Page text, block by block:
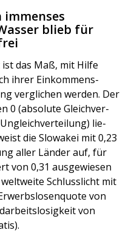
blieb für
das Maß, mit Hil­fe
ihrer Ein­kom­mens-
ver­gli­chen wer­den. Der
0 (abso­lu­te Gleich­ver­
lie­
die Slo­wa­kei mit 0,23
aller Län­der auf, für
von 0,31 aus­ge­wie­sen
Schluss­licht mit
von
von